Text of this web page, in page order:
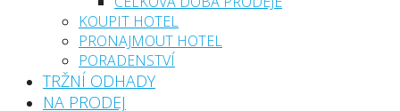
KOUPIT HOTEL
PRONAJMOUT HOTEL
PORADENSTVÍ
TRŽNÍ ODHADY
NA PRODEJ